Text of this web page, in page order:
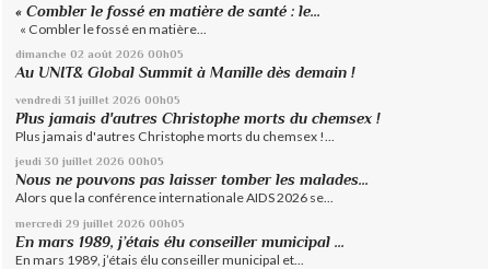
« Combler le fossé en matière de santé : le...
« Combler le fossé en matière...
dimanche 02 août 2026 00h05
Au UNIT& Global Summit à Manille dès demain !
vendredi 31 juillet 2026 00h05
Plus jamais d'autres Christophe morts du chemsex !
Plus jamais d'autres Christophe morts du chemsex !...
jeudi 30 juillet 2026 00h05
Nous ne pouvons pas laisser tomber les malades...
Alors que la conférence internationale AIDS 2026 se...
mercredi 29 juillet 2026 00h05
En mars 1989, j’étais élu conseiller municipal ...
En mars 1989, j’étais élu conseiller municipal et...